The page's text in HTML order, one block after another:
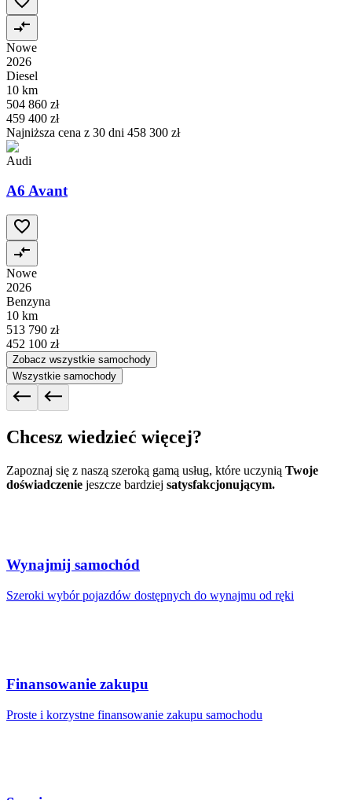
Nowe
2026
Diesel
10 km
504 860 zł
459 400 zł
Najniższa cena z 30 dni 458 300 zł
Audi
A6 Avant
Nowe
2026
Benzyna
10 km
513 790 zł
452 100 zł
Zobacz wszystkie samochody
Wszystkie samochody
Chcesz wiedzieć więcej?
Zapoznaj się z naszą szeroką gamą usług, które uczynią Twoje
doświadczenie jeszcze bardziej satysfakcjonującym.
Wynajmij samochód
Szeroki wybór pojazdów dostępnych do wynajmu od ręki
Finansowanie zakupu
Proste i korzystne finansowanie zakupu samochodu